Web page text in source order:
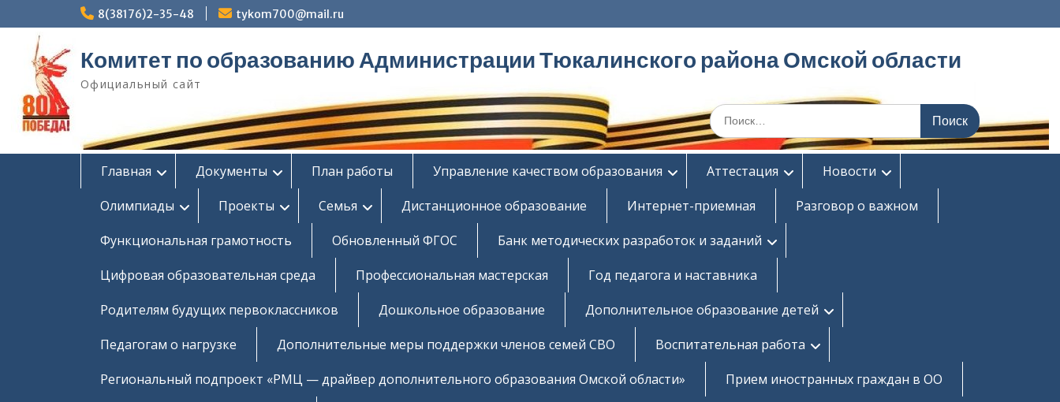
к
содержимому
8(38176)2-35-48 tykom700@mail.ru
Комитет по образованию Администрации Тюкалинского района Омской области
Официальный сайт
Поиск
по:
Главная Документы План работы Управление качеством образования Аттестация
Новости
Олимпиады
Проекты Семья Дистанционное образование Интернет-приемная
Разговор о важном
Функциональная грамотность
Обновленный ФГОС
Банк методических разработок и заданий
Цифровая образовательная среда
Профессиональная мастерская
Год педагога и наставника
Родителям будущих первоклассников
Дошкольное образование
Дополнительное образование детей
Педагогам о нагрузке
Дополнительные меры поддержки членов семей СВО
Воспитательная работа
Региональный подпроект «РМЦ — драйвер дополнительного образования Омской области»
Прием иностранных граждан в ОО